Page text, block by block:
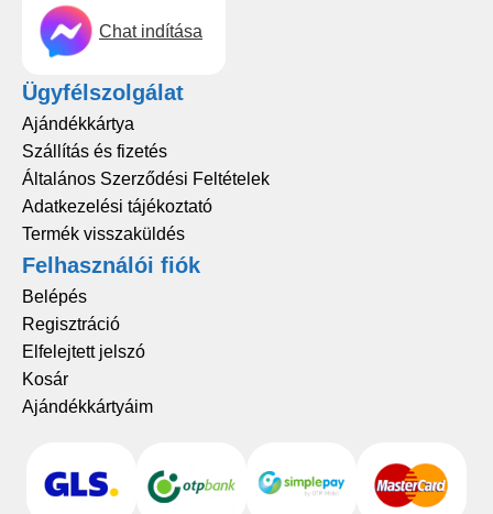
Chat indítása
Ügyfélszolgálat
Ajándékkártya
Szállítás és fizetés
Általános Szerződési Feltételek
Adatkezelési tájékoztató
Termék visszaküldés
Felhasználói fiók
Belépés
Regisztráció
Elfelejtett jelszó
Kosár
Ajándékkártyáim